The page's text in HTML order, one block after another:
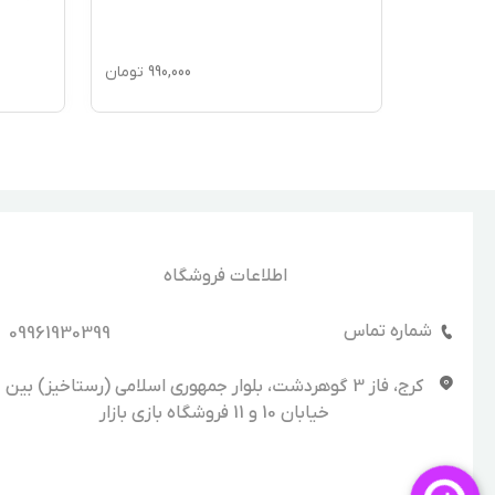
9,900,000 تومان
اطلاعات فروشگاه
شماره تماس 09961930399
کرج، فاز 3 گوهردشت، بلوار جمهوری اسلامی (رستاخیز) بین
خیابان 10 و 11 فروشگاه بازی بازار